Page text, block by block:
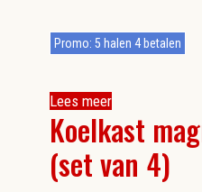
Lees meer
Koelkast
(set van 4)
Promo: 5 halen 4 betalen